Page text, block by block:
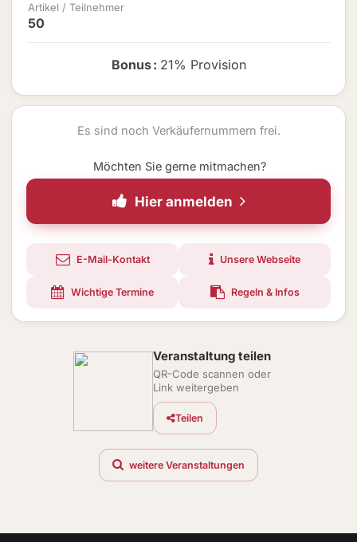
Artikel / Teilnehmer
50
Bonus: 21% Provision
Es sind noch Verkäufernummern frei.
Möchten Sie gerne mitmachen?
Hier anmelden
E-Mail-Kontakt Unsere Webseite
Wichtige Termine Regeln & Infos
Veranstaltung teilen
QR-Code scannen oder
Link weitergeben
Teilen
weitere Veranstaltungen